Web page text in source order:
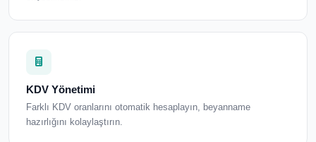
KDV Yönetimi
Farklı KDV oranlarını otomatik hesaplayın, beyanname
hazırlığını kolaylaştırın.